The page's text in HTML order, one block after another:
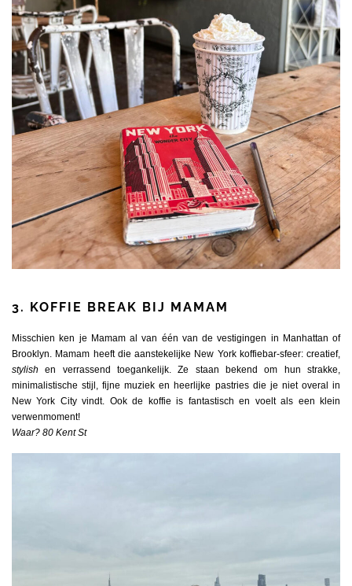
3. KOFFIE BREAK BIJ MAMAM
Misschien ken je Mamam al van één van de vestigingen in Manhattan of
Brooklyn. Mamam heeft die aanstekelijke New York koffiebar-sfeer: creatief,
stylish en verrassend toegankelijk. Ze staan bekend om hun strakke,
minimalistische stijl, fijne muziek en heerlijke pastries die je niet overal in
New York City vindt. Ook de koffie is fantastisch en voelt als een klein
verwenmoment!
Waar? 80 Kent St